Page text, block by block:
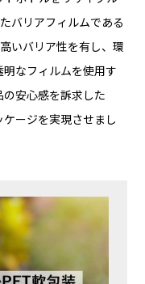
バリアフィルムである
高いバリア性を有し、環
なフィルムを使用す
安心感を訴求した
ージを実現させまし